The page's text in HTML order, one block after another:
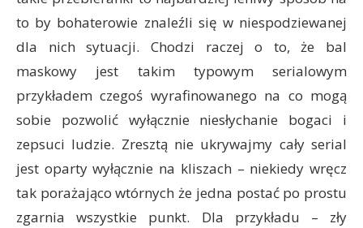
to by bohaterowie znaleźli się w niespodziewanej
dla nich sytuacji. Chodzi raczej o to, że bal
maskowy jest takim typowym serialowym
przykładem czegoś wyrafinowanego na co mogą
sobie pozwolić wyłącznie niesłychanie bogaci i
zepsuci ludzie. Zresztą nie ukrywajmy cały serial
jest oparty wyłącznie na kliszach – niekiedy wręcz
tak porażająco wtórnych że jedna postać po prostu
zgarnia wszystkie punkt. Dla przykładu – zły